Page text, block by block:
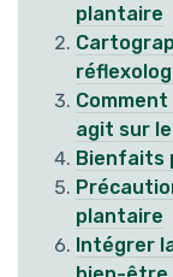
plantaire
agit sur
Bienfaits
plantaire
Intégrer